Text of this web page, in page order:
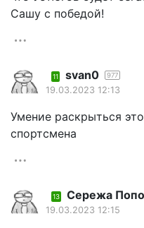
Сашу с победой!
11 svan0 977
19.03.2023 12:13
Умение раскрыться
спортсмена
13 Сережа
19.03.2023 12:15